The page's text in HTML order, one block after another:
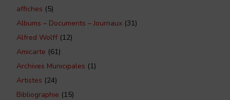
affiches (5)
Albums – Documents – Journaux (31)
Alfred Wolff (12)
Amicarte (61)
Archives Municipales (1)
Artistes (24)
Bibliographie (15)